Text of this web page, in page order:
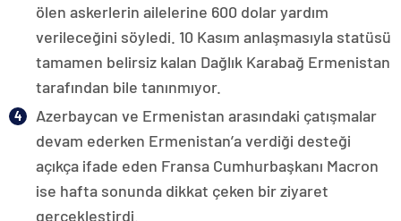
ölen askerlerin ailelerine 600 dolar yardım
verileceğini söyledi. 10 Kasım anlaşmasıyla statüsü
tamamen belirsiz kalan Dağlık Karabağ Ermenistan
tarafından bile tanınmıyor.
Azerbaycan ve Ermenistan arasındaki çatışmalar
devam ederken Ermenistan’a verdiği desteği
açıkça ifade eden Fransa Cumhurbaşkanı Macron
ise hafta sonunda dikkat çeken bir ziyaret
gerçekleştirdi.